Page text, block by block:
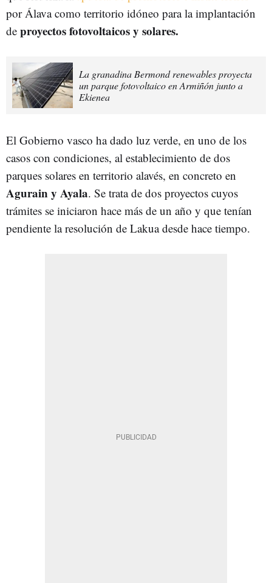
por Álava como territorio idóneo para la implantación
de proyectos fotovoltaicos y solares.
La granadina Bermond renewables proyecta
un parque fotovoltaico en Armiñón junto a
Ekienea
El Gobierno vasco ha dado luz verde, en uno de los
casos con condiciones, al establecimiento de dos
parques solares en territorio alavés, en concreto en
Agurain y Ayala. Se trata de dos proyectos cuyos
trámites se iniciaron hace más de un año y que tenían
pendiente la resolución de Lakua desde hace tiempo.